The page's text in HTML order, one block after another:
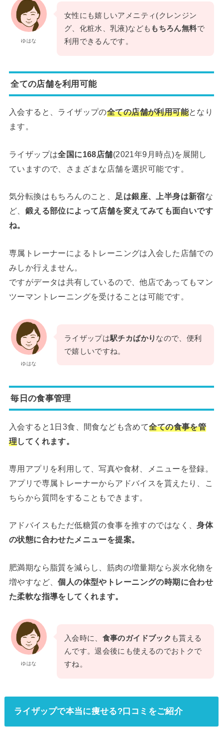
ゆはな
女性にも嬉しいアメニティ(クレンジン
グ、化粧水、乳液)なども もちろん無料で
利用できるんです。
全ての店舗を利用可能
入会すると、ライザップの全ての店舗が利用可能となり
ます。
ライザップは全国に168店舗(2021年9月時点)を展開し
ていますので、さまざまな店舗を選択可能です。
気分転換はもちろんのこと、 足は銀座、上半身は新宿な
ど、 鍛える部位によって店舗を変えてみても面白いです
ね。
専属トレーナーによるトレーニングは入会した店舗での
みしか行えません。
ですがデータは共有しているので、他店であってもマン
ツーマントレーニングを受けることは可能です。
ゆはな
ライザップは駅チカばかり なので、便利
で嬉しいですね。
毎日の食事管理
入会すると1日3食、間食なども含めて全ての食事を管
理してくれます。
専用アプリを利用して、写真や食材、メニューを登録。
アプリで専属トレーナーからアドバイスを貰えたり、こ
ちらから質問をすることもできます。
アドバイスもただ低糖質の食事を推すのではなく、身体
の状態に合わせたメニューを提案。
肥満期なら脂質を減らし、筋肉の増量期なら炭水化物を
増やすなど、個人の体型やトレーニングの時期に合わせ
た柔軟な指導をしてくれます。
ゆはな
入会時に、 食事のガイドブック も貰える
んです。退会後にも使えるのでおトクで
すね。
ライザップで本当に痩せる?口コミをご紹介